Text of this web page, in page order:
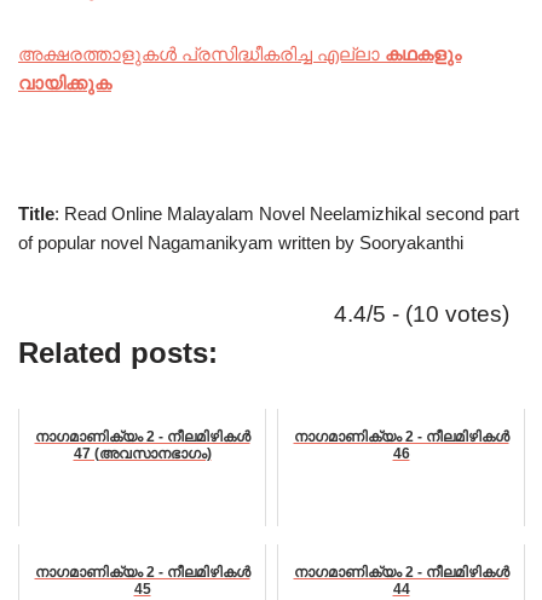
അക്ഷരത്താളുകൾ പ്രസിദ്ധീകരിച്ച എല്ലാ കഥകളും
വായിക്കുക
Title: Read Online Malayalam Novel Neelamizhikal second part
of popular novel Nagamanikyam written by Sooryakanthi
4.4/5 - (10 votes)
Related posts:
നാഗമാണിക്യം 2 - നീലമിഴികൾ
47 (അവസാനഭാഗം)
നാഗമാണിക്യം 2 - നീലമിഴികൾ
46
നാഗമാണിക്യം 2 - നീലമിഴികൾ
45
നാഗമാണിക്യം 2 - നീലമിഴികൾ
44